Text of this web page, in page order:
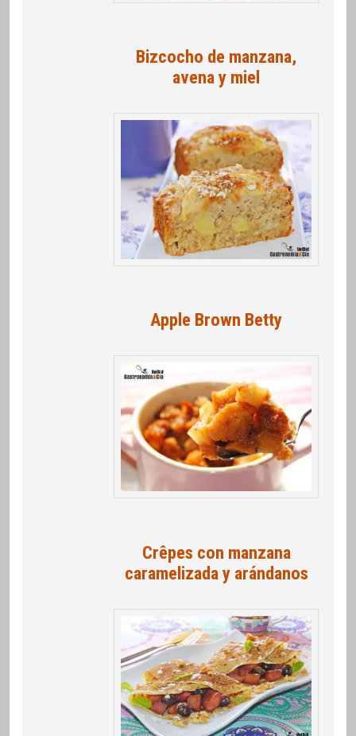
Bizcocho de manzana,
avena y miel
Apple Brown Betty
Crêpes con manzana
caramelizada y arándanos